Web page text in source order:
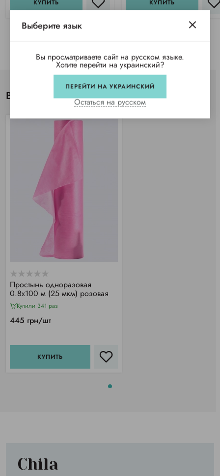
КУПИТЬ КУПИТЬ
Вы просматривали
Простынь одноразовая
0.8х100 м (25 мкм) розовая
Купили 341 раз
445 грн/шт
КУПИТЬ
Chila
Выберите язык
Вы просматриваете сайт на русском языке.
Хотите перейти на украинский?
ПЕРЕЙТИ НА УКРАИНСКИЙ
Остаться на русском